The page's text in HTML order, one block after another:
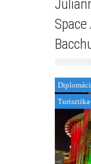
Space